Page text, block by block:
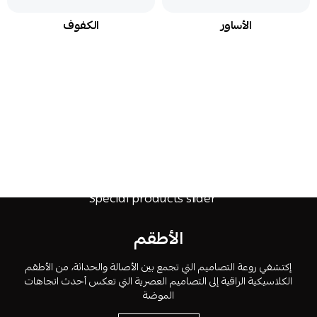
الأساور الكفوف
الأطقم
إكتشفي روعة التصاميم التي تجمع بين الأصالة والحداثة، من الأطقم
الكلاسيكية الراقية إلى التصاميم العصرية التي تعكس أحدث اتجاهات
الموضة